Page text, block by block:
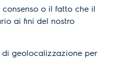
o il fatto che il
ai fini del nostro
geolocalizzazione per